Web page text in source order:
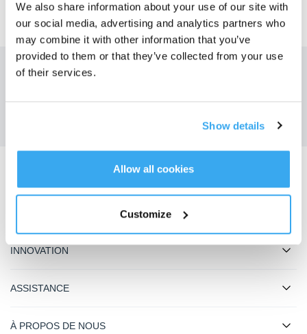
We also share information about your use of our site with
our social media, advertising and analytics partners who
may combine it with other information that you’ve
provided to them or that they’ve collected from your use
of their services.
Show details
Allow all cookies
Customize
Obtenez les dernières nouvelles d'ECOVACS
INNOVATION
ASSISTANCE
À PROPOS DE NOUS